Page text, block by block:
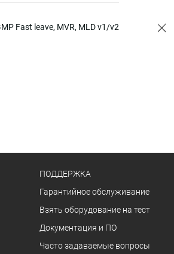
Fast leave, MVR, MLD v1/v2
ПОДДЕРЖКА
Гарантийное обслуживание
Взять оборудование на тест
Документация и ПО
Часто задаваемые вопросы